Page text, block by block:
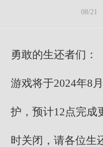
08/21
勇敢的生还者们：
游戏将于2024年8
护，预计12点完成
时关闭，请各位生